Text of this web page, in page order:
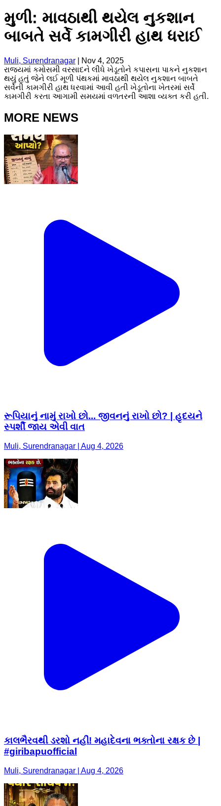
મુળી: માવઠાથી થયેલ નુકશાન
બાબતે સર્વે કામગીરી હાથ ધરાઈ
Muli, Surendranagar
Nov 4, 2025
રાજ્યમાં કમોસમી વરસાદને લીધે ખેડૂતોને કપાસના પાકને નુકશાન
થયું હતું જેને લઈ મૂળી પંથકમાં માવઠાથી થયેલ નુકશાન બાબતે
સર્વેની કામગીરી હાથ ધરવામાં આવી હતી ખેડૂતોના ખેતરમાં સર્વે
કામગીરી કરતા આગામી સમયમાં વળતરની આશા વ્યક્ત કરી હતી.
MORE NEWS
રૂપિયાનું નામું રાખો છો... જીવનનું રાખો છો? | હૃદયને
સ્પર્શી જાય એવી વાત
Muli, Surendranagar | Aug 4, 2026
કાલભૈરવથી ડરશો નહીં! મહાદેવના ભક્તોના રક્ષક છે |
#giribapuofficial
Muli, Surendranagar | Aug 4, 2026